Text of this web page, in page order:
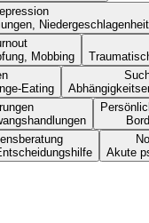
Niedergeschlagenheit
Mobbing
Eating
Akute